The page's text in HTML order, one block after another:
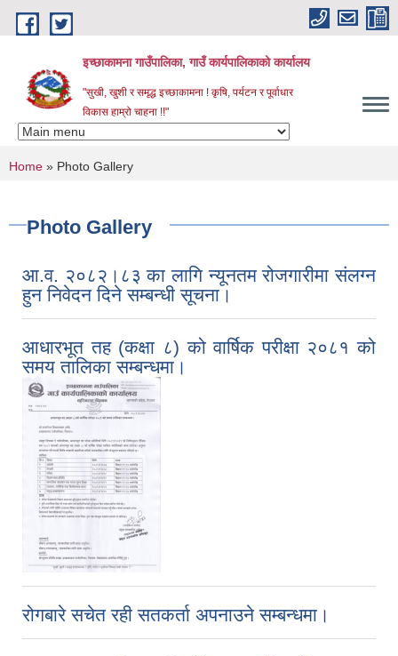
Skip to main content
इच्छाकामना गाउँपालिका, गाउँ कार्यपालिकाको कार्यालय
"सुखी, खुशी र समृद्ध इच्छाकामना ! कृषि, पर्यटन र पूर्वाधार
विकास हाम्रो चाहना !!"
You are here
Home » Photo Gallery
Photo Gallery
आ.व. २०८२।८३ का लागि न्यूनतम रोजगारीमा संलग्न
हुन निवेदन दिने सम्बन्धी सूचना।
आधारभूत तह (कक्षा ८) को वार्षिक परीक्षा २०८१ को
समय तालिका सम्बन्धमा।
रोगबारे सचेत रही सतकर्ता अपनाउने सम्बन्धमा।